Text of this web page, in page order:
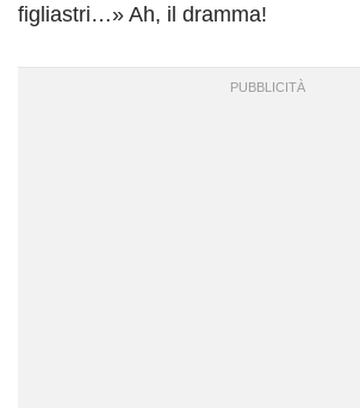
figliastri…» Ah, il dramma!